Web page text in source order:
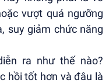
vượt quá ngưỡng
suy giảm chức năng
ra như thế nào?
hồi tốt hơn và đâu là